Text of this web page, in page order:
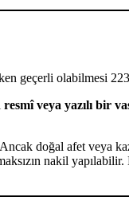
geçerli olabilmesi
resmî veya yazılı bir
doğal afet veya
nakil